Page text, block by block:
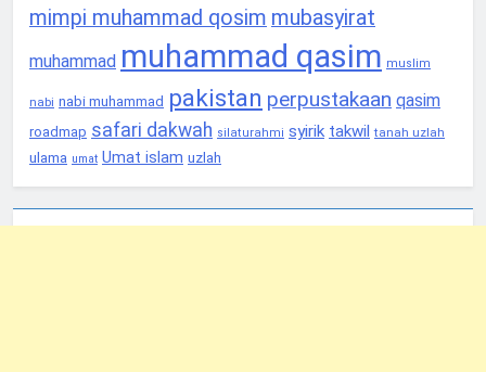
mimpi muhammad qosim mubasyirat
muhammad muhammad qasim muslim
nabi nabi muhammad pakistan perpustakaan qasim
roadmap safari dakwah silaturahmi syirik takwil tanah uzlah
ulama umat Umat islam uzlah